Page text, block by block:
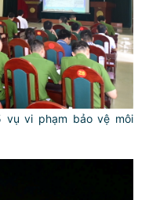
vụ vi phạm bảo vệ môi